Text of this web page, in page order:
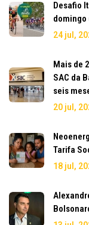
Desafio
domingo
24 jul,
Mais de
SAC da
seis
20 jul,
Tarifa
18 jul,